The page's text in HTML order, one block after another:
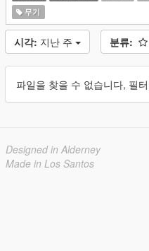
무기
시각: 지난 주 분류:
파일을 찾을 수 없습니다, 필
Designed in Alderney
Made in Los Santos